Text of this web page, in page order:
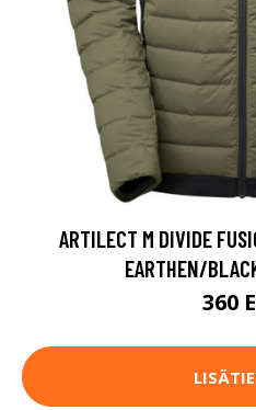
ARTILECT M DIVIDE
EARTHEN/
360